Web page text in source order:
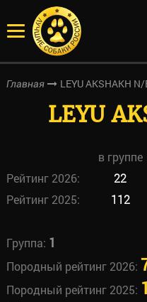
Главная LEYU AKSHAKH N/
LEYU
в группе
Рейтинг 2026:
22
Рейтинг 2025:
112
Группа: 1
Породный рейтинг 2026:
Породный рейтинг 2025: